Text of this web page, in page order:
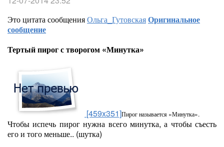
Это цитата сообщенияОльга_ГутовскаяОригинальное
сообщение
Тертый пирог с творогом «Минутка»
[459x351]Пирог называется «Минутка».
Чтобы испечь пирог нужна всего минутка, а чтобы съесть
его и того меньше.. (шутка)